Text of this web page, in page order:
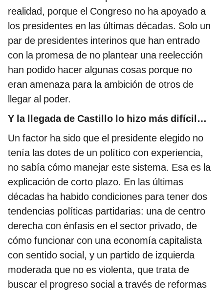
realidad, porque el Congreso no ha apoyado a
los presidentes en las últimas décadas. Solo un
par de presidentes interinos que han entrado
con la promesa de no plantear una reelección
han podido hacer algunas cosas porque no
eran amenaza para la ambición de otros de
llegar al poder.
Y la llegada de Castillo lo hizo más difícil…
Un factor ha sido que el presidente elegido no
tenía las dotes de un político con experiencia,
no sabía cómo manejar este sistema. Esa es la
explicación de corto plazo. En las últimas
décadas ha habido condiciones para tener dos
tendencias políticas partidarias: una de centro
derecha con énfasis en el sector privado, de
cómo funcionar con una economía capitalista
con sentido social, y un partido de izquierda
moderada que no es violenta, que trata de
buscar el progreso social a través de reformas